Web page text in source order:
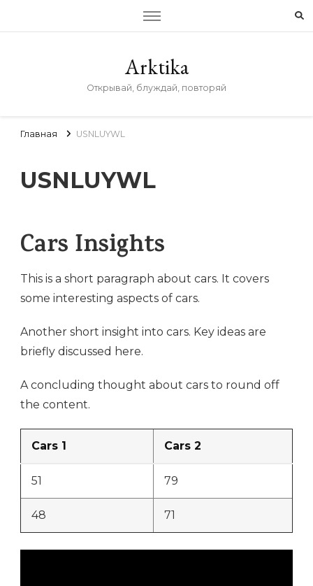
Arktika
Открывай, блуждай, повторяй
Главная USNLUYWL
USNLUYWL
Cars Insights
This is a short paragraph about cars. It covers
some interesting aspects of cars.
Another short insight into cars. Key ideas are
briefly discussed here.
A concluding thought about cars to round off
the content.
Cars 1 Cars 2
51 79
48 71